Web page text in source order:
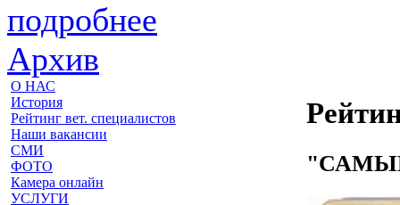
подробнее
Архив
О НАС
История
Рейтинг вет. специалистов
Наши вакансии
СМИ
ФОТО
Камера онлайн
УСЛУГИ